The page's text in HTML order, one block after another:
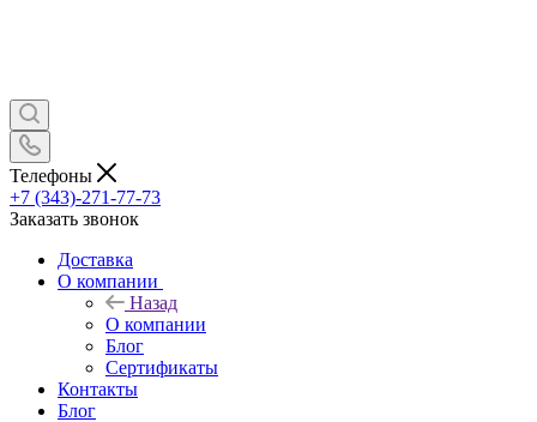
Телефоны
+7 (343)-271-77-73
Заказать звонок
Доставка
О компании
Назад
О компании
Блог
Сертификаты
Контакты
Блог